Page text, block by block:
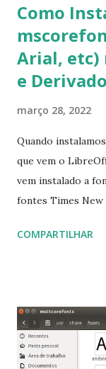
Como
Arial, etc)
e
março 28, 2022
Quando
que vem o
vem instalado a
fontes Times New
a Associação
que contém
terminal e
mscorefonts-
COMPARTILHAR